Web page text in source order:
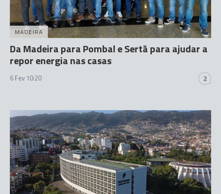
MADEIRA
Da Madeira para Pombal e Sertã para ajudar a
repor energia nas casas
6 Fev 10:20 2